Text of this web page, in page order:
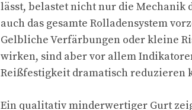
lässt, belastet nicht nur die Mechanik
auch das gesamte Rolladensystem
Gelbliche Verfärbungen oder kleine
wirken, sind aber vor allem
Reißfestigkeit dramatisch reduzieren
Ein qualitativ minderwertiger Gurt